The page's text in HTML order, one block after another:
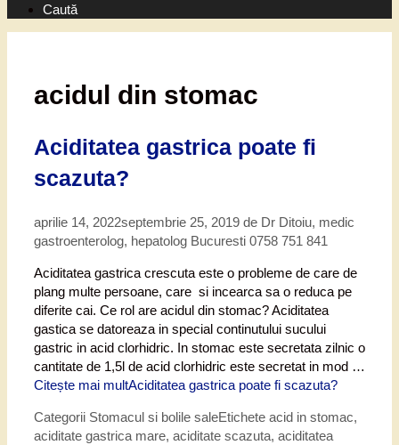
Caută
acidul din stomac
Aciditatea gastrica poate fi
scazuta?
aprilie 14, 2022septembrie 25, 2019 de Dr Ditoiu, medic
gastroenterolog, hepatolog Bucuresti 0758 751 841
Aciditatea gastrica crescuta este o probleme de care de
plang multe persoane, care si incearca sa o reduca pe
diferite cai. Ce rol are acidul din stomac? Aciditatea
gastica se datoreaza in special continutului sucului
gastric in acid clorhidric. In stomac este secretata zilnic o
cantitate de 1,5l de acid clorhidric este secretat in mod …
Citește mai multAciditatea gastrica poate fi scazuta?
Categorii Stomacul si bolile saleEtichete acid in stomac,
aciditate gastrica mare, aciditate scazuta, aciditatea